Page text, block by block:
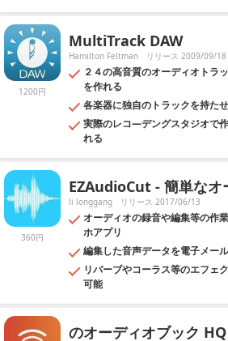
1200円
MultiTrack DAW
Hamilton Feltman リリース 2009/09/18
２４の高音質のオーディオトラ
を作れる
各楽器に独自のトラックを持た
実際のレコ―デングスタジオで
れる
360円
EZAudioCut - 簡単なオ
li longgang リリース 2017/06/13
オーディオの録音や編集等の作
ホアプリ
編集した音声データを電子メー
リバーブやコーラス等のエフェ
可能
のオーディオブック